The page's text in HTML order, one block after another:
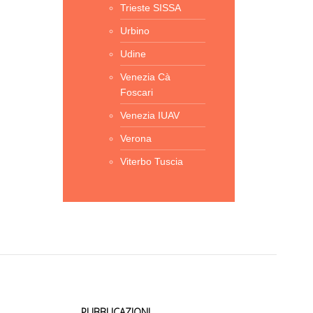
Trieste SISSA
Urbino
Udine
Venezia Cà
Foscari
Venezia IUAV
Verona
Viterbo Tuscia